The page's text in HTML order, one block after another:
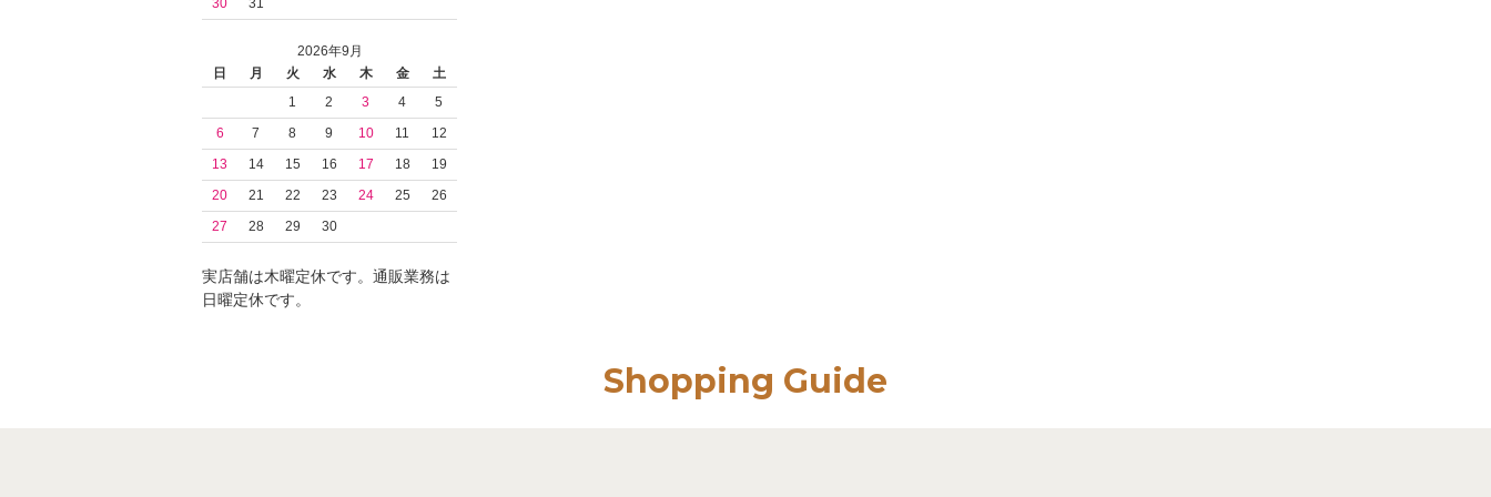
30 31
2026年9月
日
月 火 水 木 金
土
1
2 3 4
5
6
7 8 9 10 11
12
13
14 15 16 17 18
19
20
21 22 23 24 25
26
27
28 29 30
実店舗は木曜定休です。通販業務は
日曜定休です。
Shopping Guide